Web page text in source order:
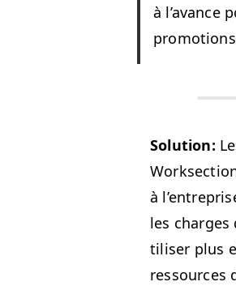
à l’a­vance
Solu­tion:
à
les charges
tilis­er plus
ressources